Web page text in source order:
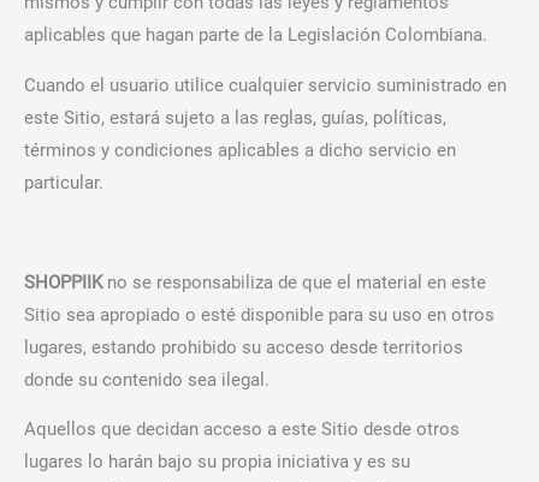
aplicables que hagan parte de la Legislación Colombiana.
Cuando el usuario utilice cualquier servicio suministrado en
este Sitio, estará sujeto a las reglas, guías, políticas,
términos y condiciones aplicables a dicho servicio en
particular.
SHOPPIIK no se responsabiliza de que el material en este
Sitio sea apropiado o esté disponible para su uso en otros
lugares, estando prohibido su acceso desde territorios
donde su contenido sea ilegal.
Aquellos que decidan acceso a este Sitio desde otros
lugares lo harán bajo su propia iniciativa y es su